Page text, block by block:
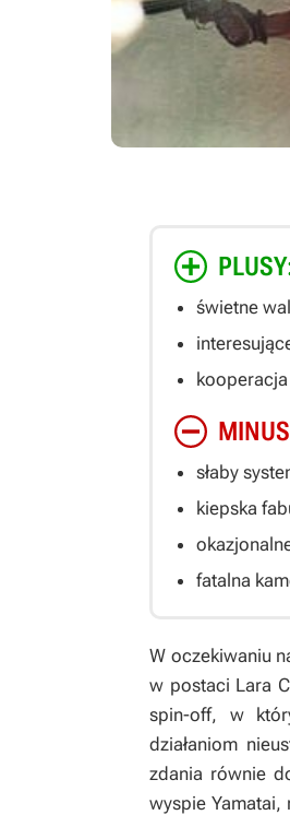
świetne
słaby
kiepska
fatalna
W oczekiwaniu
w postaci Lara
spin-off, w
działaniom
zdania równie
wyspie